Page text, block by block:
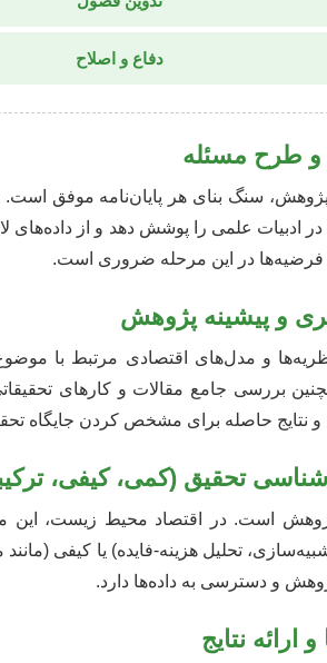
دفاع و اصلاح
و طرح مسئله
سنگ بنای هر پایان‌نامه موفق
علمی را پوشش دهد و از داده‌های
فرضیه‌ها در این مرحله ضروری است.
و پیشینه پژوهش
و مدل‌های اقتصادی مرتبط با موضوع
بررسی جامع مقالات و کارهای
نتایج حاصله برای مشخص کردن جایگاه
تحقیق (کمی، کیفی،
است. در اقتصاد محیط زیست، این
شبیه‌سازی، تحلیل هزینه-فایده) یا کیفی
و دسترسی به داده‌ها دارد.
ارائه نتایج